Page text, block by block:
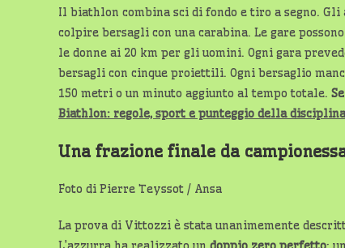
Il biathlon combina sci di fondo e tiro a segno.
colpire bersagli con una carabina. Le gare
le donne ai 20 km per gli uomini. Ogni gara
bersagli con cinque proiettili. Ogni bersaglio
150 metri o un minuto aggiunto al tempo totale.
Biathlon: regole, sport e punteggio della
Una frazione finale da
Foto di Pierre Teyssot / Ansa
La prova di Vittozzi è stata unanimemente